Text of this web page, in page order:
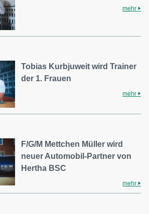
mehr
Tobias Kurbjuweit wird Trainer
der 1. Frauen
mehr
F/G/M Mettchen Müller wird
neuer Automobil-Partner von
Hertha BSC
mehr